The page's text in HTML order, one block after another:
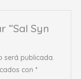
“Sal Syn
será publicada.
con *